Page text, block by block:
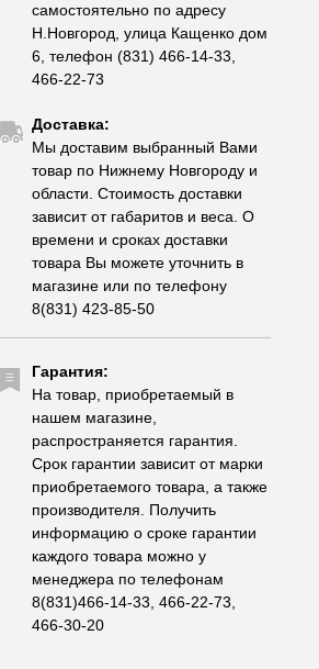
самостоятельно по адресу
Н.Новгород, улица Кащенко дом
6, телефон (831) 466-14-33,
466-22-73
Доставка:
Мы доставим выбранный Вами
товар по Нижнему Новгороду и
области. Стоимость доставки
зависит от габаритов и веса. О
времени и сроках доставки
товара Вы можете уточнить в
магазине или по телефону
8(831) 423-85-50
Гарантия:
На товар, приобретаемый в
нашем магазине,
распространяется гарантия.
Срок гарантии зависит от марки
приобретаемого товара, а также
производителя. Получить
информацию о сроке гарантии
каждого товара можно у
менеджера по телефонам
8(831)466-14-33, 466-22-73,
466-30-20